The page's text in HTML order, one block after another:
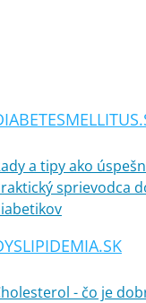
a tipy ako
sprievodca
- čo je